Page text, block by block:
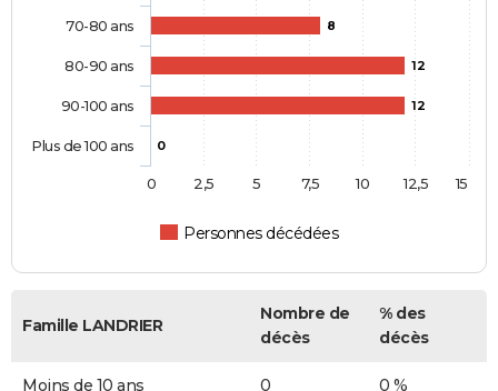
8
12
12
0
Personnes décédées
70-80 ans
80-90 ans
90-100 ans
Plus de 100 ans
0 2,5 5 7,5 10 12,5 15
Famille LANDRIER
Nombre de
décès
% des
décès
Moins de 10 ans 0 0 %